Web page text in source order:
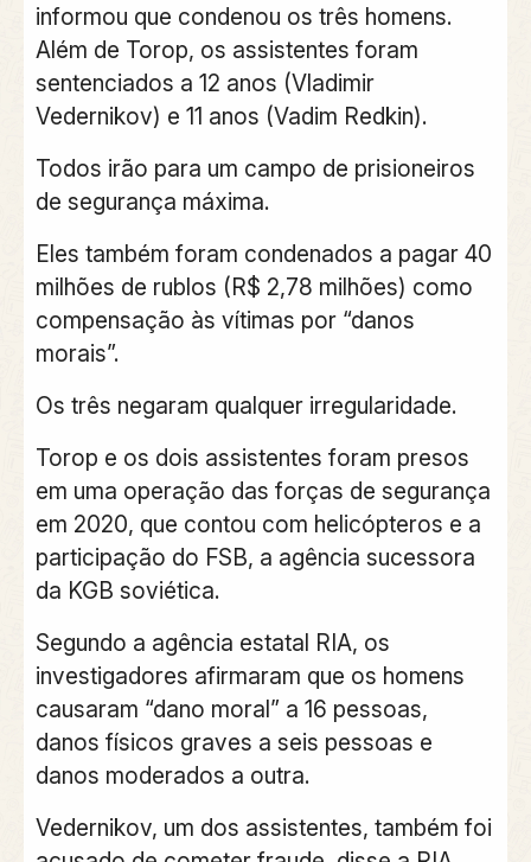
informou que condenou os três homens.
Além de Torop, os assistentes foram
sentenciados a 12 anos (Vladimir
Vedernikov) e 11 anos (Vadim Redkin).
Todos irão para um campo de prisioneiros
de segurança máxima.
Eles também foram condenados a pagar 40
milhões de rublos (R$ 2,78 milhões) como
compensação às vítimas por “danos
morais”.
Os três negaram qualquer irregularidade.
Torop e os dois assistentes foram presos
em uma operação das forças de segurança
em 2020, que contou com helicópteros e a
participação do FSB, a agência sucessora
da KGB soviética.
Segundo a agência estatal RIA, os
investigadores afirmaram que os homens
causaram “dano moral” a 16 pessoas,
danos físicos graves a seis pessoas e
danos moderados a outra.
Vedernikov, um dos assistentes, também foi